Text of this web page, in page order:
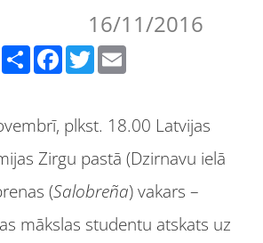
16/11/2016
Facebook Twitter
plkst. 18.00 Latvijas
Zirgu pastā (Dzirnavu ielā
(Salobreña) vakars –
mākslas studentu atskats uz